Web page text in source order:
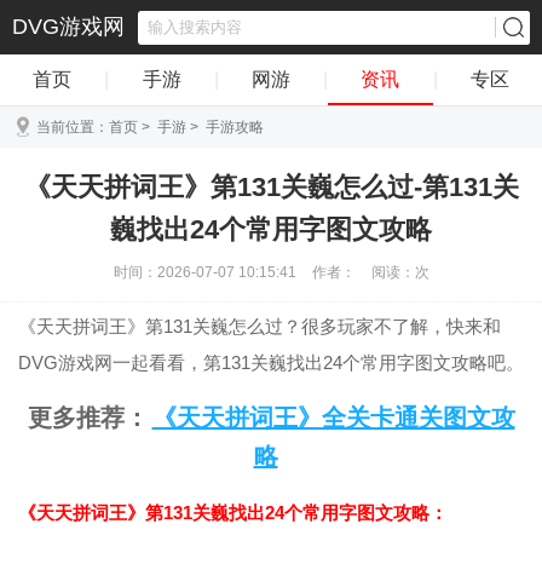
DVG游戏网
首页 手游 网游 资讯 专区
当前位置： 首页 > 手游 > 手游攻略
《天天拼词王》第131关巍怎么过-第131关
巍找出24个常用字图文攻略
时间：2026-07-07 10:15:41 作者： 阅读： 次
《天天拼词王》第131关巍怎么过？很多玩家不了解，快来和
DVG游戏网一起看看，第131关巍找出24个常用字图文攻略吧。
更多推荐：
《天天拼词王》全关卡通关图文攻
略
《天天拼词王》第131关巍找出24个常用字图文攻略：